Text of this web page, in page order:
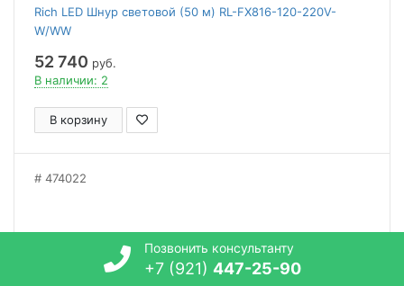
Rich LED Шнур световой (50 м) RL-FX816-120-220V-
W/WW
52 740 руб.
В наличии: 2
В корзину
474022
Позвонить консультанту
+7 (921) 447-25-90